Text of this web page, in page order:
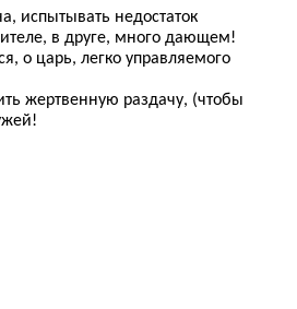
испытывать недостаток
в друге, много дающем!
о царь, легко управляемого
жертвенную раздачу, (чтобы